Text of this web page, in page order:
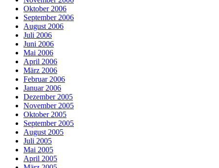
Oktober 2006
September 2006
August 2006
Juli 2006
Juni 2006
Mai 2006
April 2006
März 2006
Februar 2006
Januar 2006
Dezember 2005
November 2005
Oktober 2005
September 2005
August 2005
Juli 2005
Mai 2005
April 2005